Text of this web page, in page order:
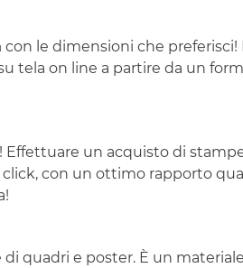
con le dimensioni che preferisci!
tela on line a partire da un
Effettuare un acquisto di
con un ottimo rapporto
quadri e poster. È un